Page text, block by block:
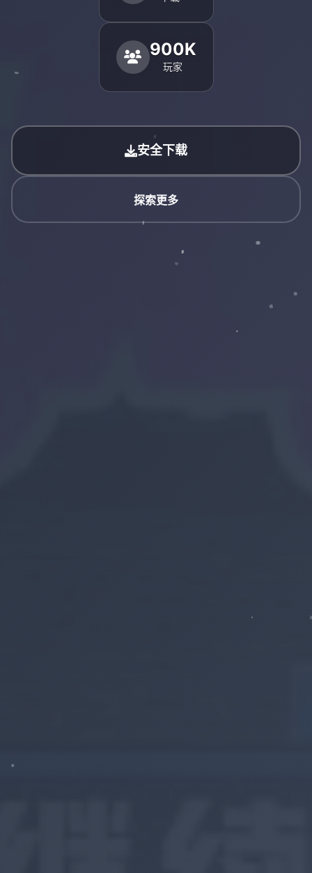
900K
玩家
安全下载
探索更多